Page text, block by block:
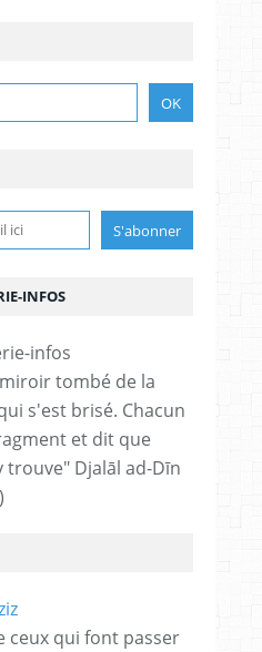
INFOS
tombé de la
s'est brisé. Chacun
et dit que
Djalāl ad-Dīn
ceux qui font passer